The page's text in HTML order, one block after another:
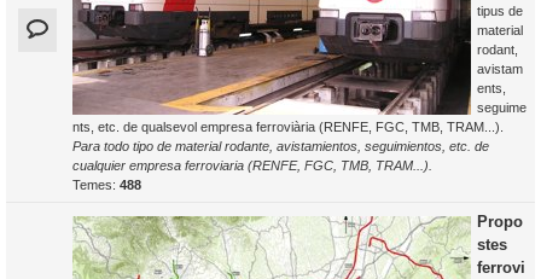
tipus de
material
rodant,
avistam
ents,
seguime
nts, etc. de qualsevol empresa ferroviària (RENFE, FGC, TMB, TRAM...).
Para todo tipo de material rodante, avistamientos, seguimientos, etc. de
cualquier empresa ferroviaria (RENFE, FGC, TMB, TRAM...).
Temes: 488
Propo
stes
ferrovi